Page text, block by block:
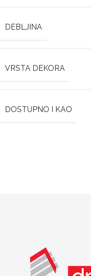
DEBLJINA
VRSTA DEKORA
DOSTUPNO I KAO